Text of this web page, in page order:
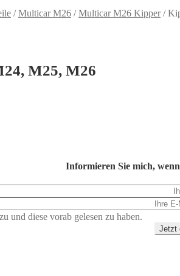
/Multicar M26 /Multicar M26 Kipper/
M25, M26
Informieren Sie mich,
zu und diese vorab gelesen zu haben.
Jetzt